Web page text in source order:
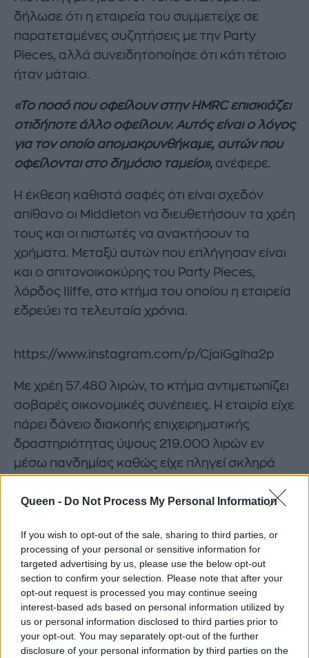
Queen - Do Not Process My Personal Information
If you wish to opt-out of the sale, sharing to third parties, or
processing of your personal or sensitive information for
targeted advertising by us, please use the below opt-out
section to confirm your selection. Please note that after your
opt-out request is processed you may continue seeing
interest-based ads based on personal information utilized by
us or personal information disclosed to third parties prior to
your opt-out. You may separately opt-out of the further
disclosure of your personal information by third parties on the
δήλωσε ότι η εταιρεία του συμμετείχε σε
παρατεταμένες συζητήσεις με την Party
Pieces, αλλά συνειδητοποίησε ότι κάτι τέτοιο
ήταν μάταιο.
«Το ποσό που οφείλουν στην HMRC επισκιάζει
οτιδήποτε άλλο οφείλουν. Αυτός είναι ο λόγος
για τον οποίο απομακρυνθήκαμε, αυτών που
οφείλονται στο δημόσιο ταμείο», ανέφερε.
H έκθεση καθιστά σαφές ότι είναι σχεδόν
απίθανο οι Middleton να διευθετήσουν τα χρέη
τους και οι πιστωτές να ανακτήσουν τα
χρήματα. Μεταξύ αυτών που επλήγησαν είναι
και ο σπιτονοικοκύρης του Party Pieces,
λόρδος Iliffe, στο κτήμα του οποίου η εταιρεία
εδρεύει τα τελευταία χρόνια.
https://www.instagram.com/p/CjaiGglha2p
Με χρέη 57.480 λιρών, το κτήμα αντιμετωπίζει
σοβαρές οικονομικές συνέπειες. Η εταιρία είχε
πάρει δάνειο διακοπής επιχειρηματικής
δραστηριότητας ύψους 219.000 λιρών εν
μέσω πανδημίας καθώς είχε πληγεί σκληρά
τονίζει ότι η HMRC οφείλει συνολικά 613.000
πληρωθεί οποιοσδήποτε από τους
μικροπιστωτές της επιχείρησης.
Εκπρόσωπος της Sultani Gas, η οποία
προμήθευε την Party Pieces με ήλιο για
μπαλόνια, δήλωσε:
«Αυτό που με πλήγωσε
περισσότερο ήταν ότι την εμπιστεύτηκα ως